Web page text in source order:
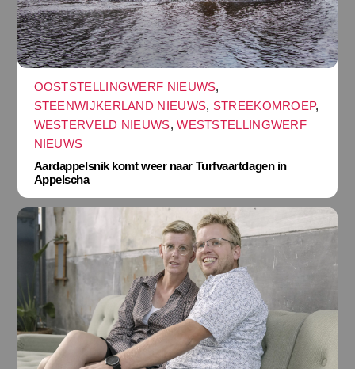
OOSTSTELLINGWERF NIEUWS,
STEENWIJKERLAND NIEUWS, STREEKOMROEP,
WESTERVELD NIEUWS,WESTSTELLINGWERF
NIEUWS
Aardappelsnik komt weer naar Turfvaartdagen in
Appelscha